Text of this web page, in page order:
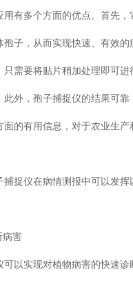
用有多个方面的优点。首先，
孢子，从而实现快速、有效的
只需要将贴片稍加处理即可
此外，孢子捕捉仪的结果可靠
面的有用信息，对于农业生产
捕捉仪在病情测报中可以发
病害
可以实现对植物病害的快速诊